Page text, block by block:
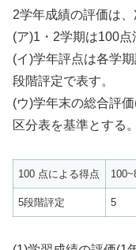
2学年成績の評価は、
(ア)1・2学期は100点
(イ)学年評点は各学
段階評定で表す。
(ウ)学年末の総合評
区分表を基準とする。
100 点による得点
5段階評定 5